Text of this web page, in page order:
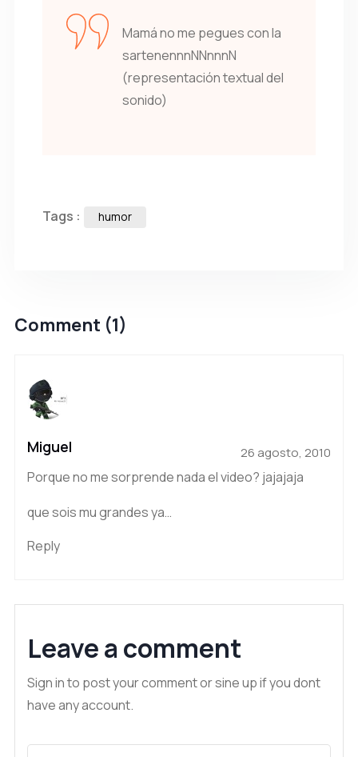
Mamá no me pegues con la
sartenennnNNnnnN
(representación textual del
sonido)
Tags : humor
Comment (1)
Miguel 26 agosto, 2010
Porque no me sorprende nada el video? jajajaja
que sois mu grandes ya…
Reply
Leave a comment
Sign in to post your comment or sine up if you dont
have any account.